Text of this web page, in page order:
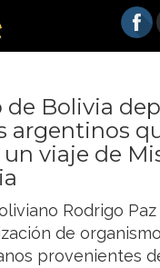
de Bolivia
argentinos
viaje de
Rodrigo Paz
de
provenientes